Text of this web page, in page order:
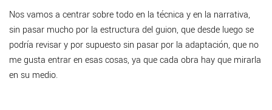
Nos vamos a centrar sobre todo en la técnica y en la narrativa,
sin pasar mucho por la estructura del guion, que desde luego se
podría revisar y por supuesto sin pasar por la adaptación, que no
me gusta entrar en esas cosas, ya que cada obra hay que mirarla
en su medio.